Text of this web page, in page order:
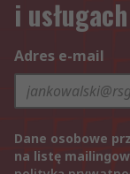
i usługach
Adres e-mail
Dane osobowe
na listę